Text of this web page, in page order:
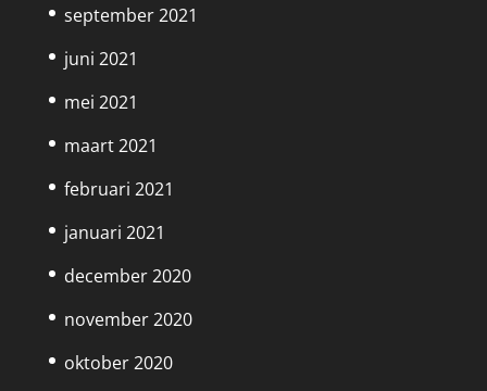
september 2021
juni 2021
mei 2021
maart 2021
februari 2021
januari 2021
december 2020
november 2020
oktober 2020